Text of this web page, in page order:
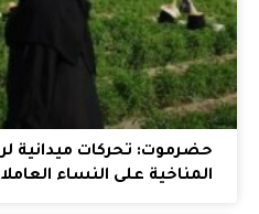
حضرموت: تحركات ميدانية
المناخية على النساء